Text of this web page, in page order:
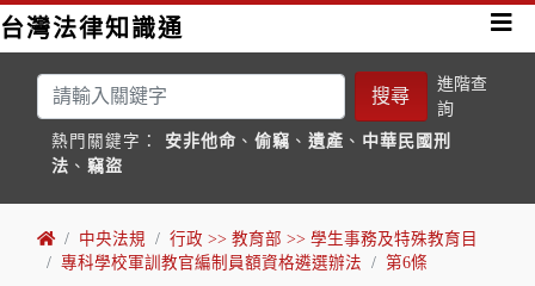
台灣法律知識通
搜尋
進階查
詢
熱門關鍵字： 安非他命 、 偷竊 、 遺產 、 中華民國刑
法 、 竊盜
中央法規
行政 >> 教育部 >> 學生事務及特殊教育目
專科學校軍訓教官編制員額資格遴選辦法
第6條